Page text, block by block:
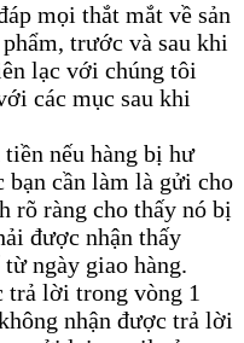
mọi thắt mắt về sản
trước và sau khi
lạc với chúng tôi
các mục sau khi
nếu hàng bị hư
cần làm là gửi cho
rõ ràng cho thấy nó bị
được nhận thấy
ngày giao hàng.
trả lời trong vòng 1
nhận được trả lời